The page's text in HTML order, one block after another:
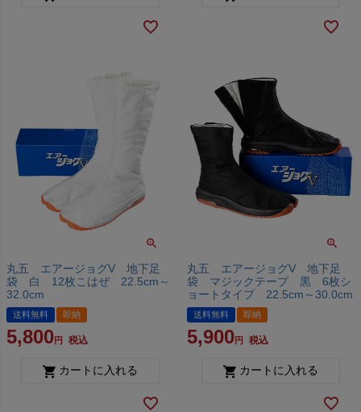
丸五 エアージョグV 地下足
袋 白 12枚こはぜ 22.5cm～
32.0cm
送料無料 即納
5,800 税込
カートに入れる
丸五 エアージョグV 地下足
袋 マジックテープ 黒 6枚シ
ョートタイプ 22.5cm～30.0cm
送料無料 即納
5,900 税込
カートに入れる